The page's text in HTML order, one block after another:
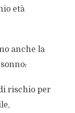
età
anche la
.
rischio per